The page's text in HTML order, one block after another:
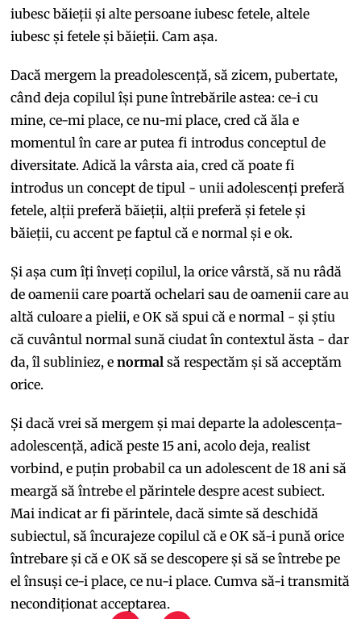
iubesc băieții și alte persoane iubesc fetele, altele
iubesc și fetele și băieții. Cam așa.
Dacă mergem la preadolescență, să zicem, pubertate,
când deja copilul își pune întrebările astea: ce-i cu
mine, ce-mi place, ce nu-mi place, cred că ăla e
momentul în care ar putea fi introdus conceptul de
diversitate. Adică la vârsta aia, cred că poate fi
introdus un concept de tipul - unii adolescenți preferă
fetele, alții preferă băieții, alții preferă și fetele și
băieții, cu accent pe faptul că e normal și e ok.
Și așa cum îți înveți copilul, la orice vârstă, să nu râdă
de oamenii care poartă ochelari sau de oamenii care au
altă culoare a pielii, e OK să spui că e normal - și știu
că cuvântul normal sună ciudat în contextul ăsta - dar
da, îl subliniez, enormalsă respectăm și să acceptăm
orice.
Și dacă vrei să mergem și mai departe la adolescența-
adolescență, adică peste 15 ani, acolo deja, realist
vorbind, e puțin probabil ca un adolescent de 18 ani să
meargă să întrebe el părintele despre acest subiect.
Mai indicat ar fi părintele, dacă simte să deschidă
subiectul, să încurajeze copilul că e OK să-i pună orice
întrebare și că e OK să se descopere și să se întrebe pe
el însuși ce-i place, ce nu-i place. Cumva să-i transmită
necondiționat acceptarea.